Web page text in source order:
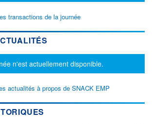
transactions de la journée
n'est actuellement disponible.
actualités à propos de SNACK EMP